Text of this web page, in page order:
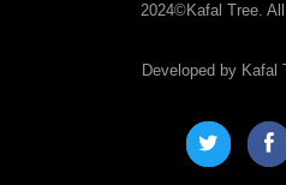
2024©Kafal Tree.
Developed by Kafal